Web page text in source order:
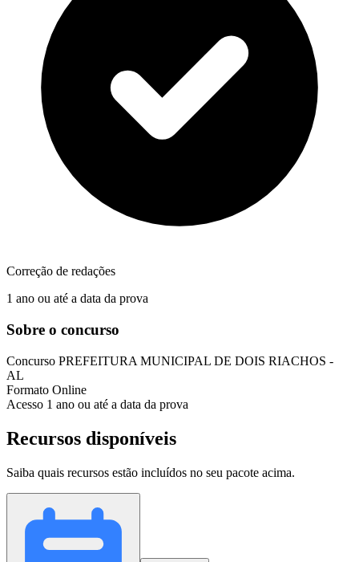
Correção de redações
1 ano ou até a data da prova
Sobre o concurso
Concurso PREFEITURA MUNICIPAL DE DOIS RIACHOS -
AL
Formato Online
Acesso 1 ano ou até a data da prova
Recursos disponíveis
Saiba quais recursos estão incluídos no seu pacote acima.